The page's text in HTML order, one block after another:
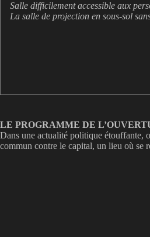
Salle difficilement accessible aux
La salle de projection en sous-sol
LE PROGRAMME DE
Dans une actualité politique étouffante,
commun contre le capital, un lieu où se